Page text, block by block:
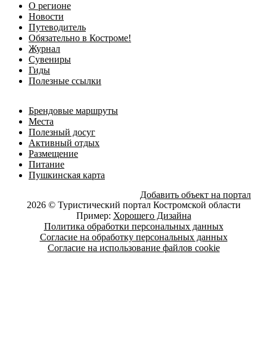
О регионе
Новости
Путеводитель
Обязательно в Костроме!
Журнал
Сувениры
Гиды
Полезные ссылки
Брендовые маршруты
Места
Полезный досуг
Активный отдых
Размещение
Питание
Пушкинская карта
Добавить объект на портал
2026 © Туристический портал Костромской области
Пример: Хорошего Дизайна
Политика обработки персональных данных
Согласие на обработку персональных данных
Согласие на использование файлов cookie